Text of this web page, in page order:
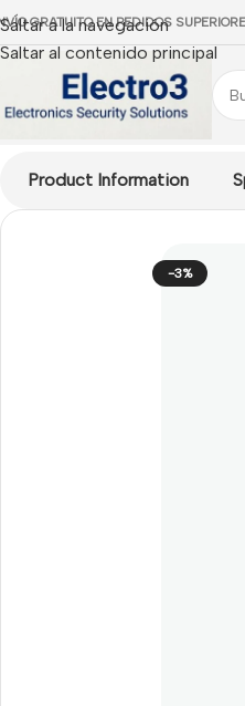
Saltar a la navegación
Saltar al contenido principal
GRATUITO EN PEDIDOS
Product Information
-3%